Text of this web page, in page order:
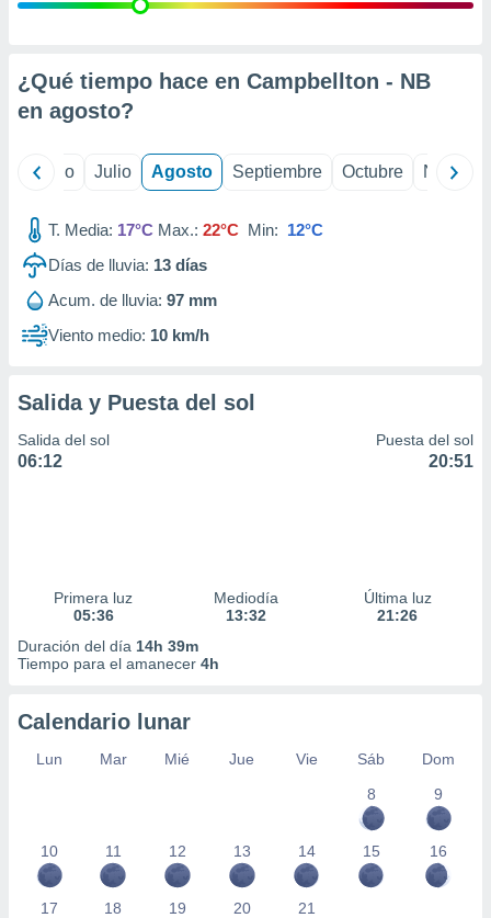
e
mediante
publicidad
de
1199
¿Qué tiempo hace en Campbellton - NB
en agosto?
Junio Julio Agosto Septiembre Octubre
T. Media: 17°C Max.: 22°C Min: 12°C
Días de lluvia: 13 días
Acum. de lluvia: 97 mm
Viento medio: 10 km/h
Salida y Puesta del sol
Salida del sol
06:12
Puesta del sol
20:51
Primera luz
05:36
Mediodía
13:32
Última luz
21:26
Duración del día 14h 39m
Tiempo para el amanecer 4h
Calendario lunar
Lun Mar Mié Jue Vie Sáb
Dom
8
9
10 11 12 13 14 15 16
17 18 19 20 21